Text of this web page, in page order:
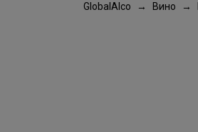
GlobalAlco Вино